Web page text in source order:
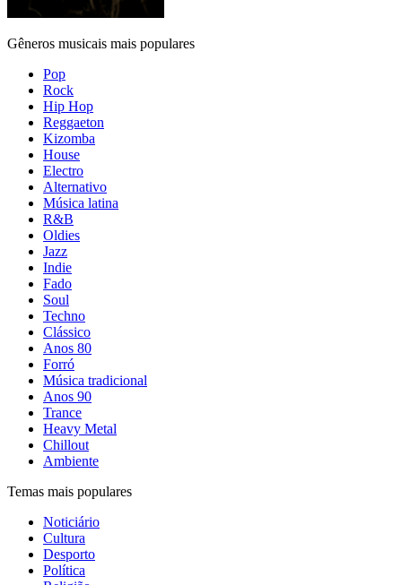
Gêneros musicais mais populares
Pop
Rock
Hip Hop
Reggaeton
Kizomba
House
Electro
Alternativo
Música latina
R&B
Oldies
Jazz
Indie
Fado
Soul
Techno
Clássico
Anos 80
Forró
Música tradicional
Anos 90
Trance
Heavy Metal
Chillout
Ambiente
Temas mais populares
Noticiário
Cultura
Desporto
Política